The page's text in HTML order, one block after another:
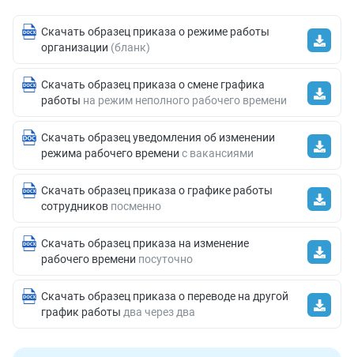
Скачать образец приказа о режиме работы
организации (бланк)
Скачать образец приказа о смене графика
работы на режим неполного рабочего времени
Скачать образец уведомления об изменении
режима рабочего времени с вакансиями
Скачать образец приказа о графике работы
сотрудников посменно
Скачать образец приказа на изменение
рабочего времени посуточно
Скачать образец приказа о переводе на другой
график работы два через два